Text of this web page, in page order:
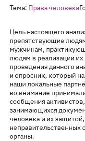
Тема: Права человека
Цель настоящего
препятствующие
мужчинам,
людям в реализации
проведения данного
и опросник, который
наши локальные
во внимание
сообщения
занимающихся
человека и их
неправительственных
органы.